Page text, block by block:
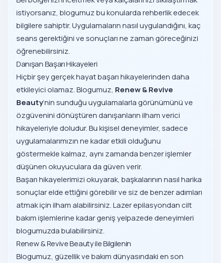
istiyorsanız, blogumuz bu konularda rehberlik edecek
bilgilere sahiptir. Uygulamaların nasıl uygulandığını, kaç
seans gerektiğini ve sonuçları ne zaman göreceğinizi
öğrenebilirsiniz.
Danışan Başarı Hikayeleri
Hiçbir şey gerçek hayat başarı hikayelerinden daha
etkileyici olamaz. Blogumuz, Renew & Revive
Beauty’nin sunduğu uygulamalarla görünümünü ve
özgüvenini dönüştüren danışanların ilham verici
hikayeleriyle doludur. Bu kişisel deneyimler, sadece
uygulamalarımızın ne kadar etkili olduğunu
göstermekle kalmaz, aynı zamanda benzer işlemler
düşünen okuyuculara da güven verir.
Başarı hikayelerimizi okuyarak, başkalarının nasıl harika
sonuçlar elde ettiğini görebilir ve siz de benzer adımları
atmak için ilham alabilirsiniz. Lazer epilasyondan cilt
bakım işlemlerine kadar geniş yelpazede deneyimleri
blogumuzda bulabilirsiniz.
Renew & Revive Beauty ile Bilgilenin
Blogumuz, güzellik ve bakım dünyasındaki en son